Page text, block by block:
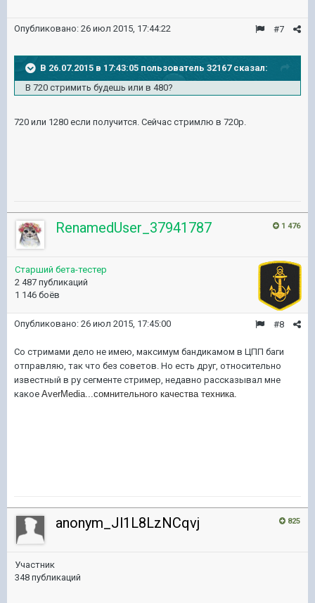
#7
Опубликовано: 26 июл 2015, 17:44:22
В 26.07.2015 в 17:43:05 пользователь 32167 сказал:
В 720 стримить будешь или в 480?
720 или 1280 если получится. Сейчас стримлю в 720p.
1 476
RenamedUser_37941787
Старший бета-тестер
2 487 публикаций
1 146 боёв
#8
Опубликовано: 26 июл 2015, 17:45:00
Со стримами дело не имею, максимум бандикамом в ЦПП баги
отправляю, так что без советов. Но есть друг, относительно
известный в ру сегменте стример, недавно рассказывал мне
какое AverMedia...сомнительного качества техника.
825
anonym_Jl1L8LzNCqvj
Участник
348 публикаций